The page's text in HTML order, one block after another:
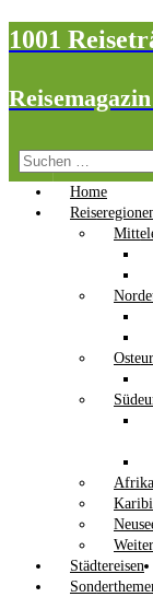
1001
Suchen
nach:
Home
Afrika
Städtereisen